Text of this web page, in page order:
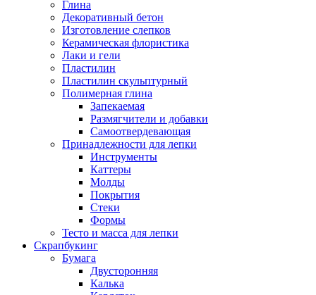
Глина
Декоративный бетон
Изготовление слепков
Керамическая флористика
Лаки и гели
Пластилин
Пластилин скульптурный
Полимерная глина
Запекаемая
Размягчители и добавки
Самоотвердевающая
Принадлежности для лепки
Инструменты
Каттеры
Молды
Покрытия
Стеки
Формы
Тесто и масса для лепки
Скрапбукинг
Бумага
Двусторонняя
Калька